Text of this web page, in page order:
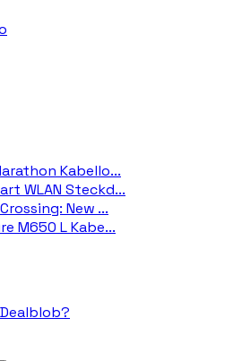
Kabello...
WLAN Steckd...
New ...
M650 L Kabe...